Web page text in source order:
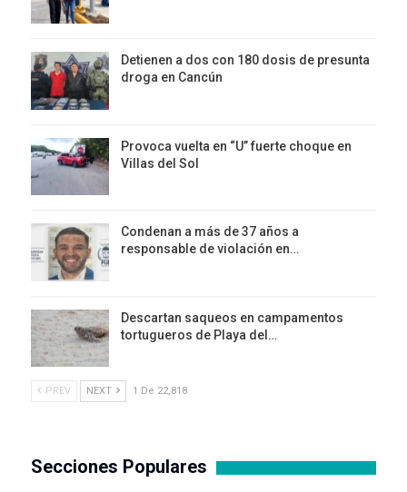
Detienen a dos con 180 dosis de presunta
droga en Cancún
Provoca vuelta en “U” fuerte choque en
Villas del Sol
Condenan a más de 37 años a
responsable de violación en…
Descartan saqueos en campamentos
tortugueros de Playa del…
PREV NEXT 1 De 22,818
Secciones Populares